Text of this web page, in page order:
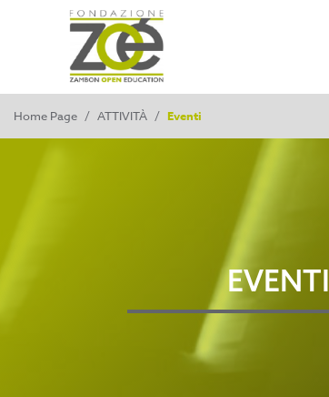
Home Page / ATTIVITÀ / Eventi
EVENTI